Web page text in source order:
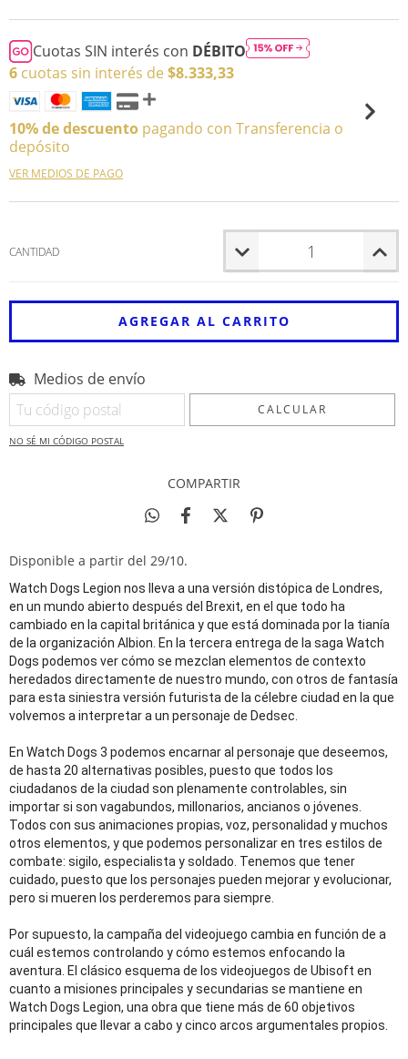
Cuotas SIN interés con DÉBITO
6 cuotas sin interés de $8.333,33
10% de descuento pagando con Transferencia o
depósito
VER MEDIOS DE PAGO
CANTIDAD
Entregas para el CP:
Medios de envío
CALCULAR
NO SÉ MI CÓDIGO POSTAL
COMPARTIR
Disponible a partir del 29/10.
Watch Dogs Legion nos lleva a una versión distópica de Londres,
en un mundo abierto después del Brexit, en el que todo ha
cambiado en la capital británica y que está dominada por la tianía
de la organización Albion. En la tercera entrega de la saga Watch
Dogs podemos ver cómo se mezclan elementos de contexto
heredados directamente de nuestro mundo, con otros de fantasía
para esta siniestra versión futurista de la célebre ciudad en la que
volvemos a interpretar a un personaje de Dedsec.
En Watch Dogs 3 podemos encarnar al personaje que deseemos,
de hasta 20 alternativas posibles, puesto que todos los
ciudadanos de la ciudad son plenamente controlables, sin
importar si son vagabundos, millonarios, ancianos o jóvenes.
Todos con sus animaciones propias, voz, personalidad y muchos
otros elementos, y que podemos personalizar en tres estilos de
combate: sigilo, especialista y soldado. Tenemos que tener
cuidado, puesto que los personajes pueden mejorar y evolucionar,
pero si mueren los perderemos para siempre.
Por supuesto, la campaña del videojuego cambia en función de a
cuál estemos controlando y cómo estemos enfocando la
aventura. El clásico esquema de los videojuegos de Ubisoft en
cuanto a misiones principales y secundarias se mantiene en
Watch Dogs Legion, una obra que tiene más de 60 objetivos
principales que llevar a cabo y cinco arcos argumentales propios.